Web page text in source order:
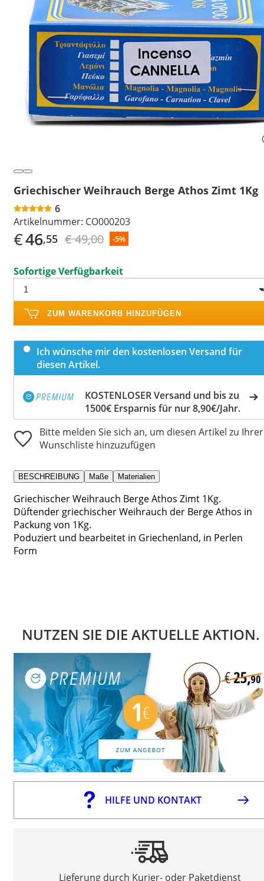
Griechischer Weihrauch Berge Athos Zimt 1Kg
6
Artikelnummer: CO000203
€46,55 € 49,00 -5%
Sofortige Verfügbarkeit
ZUM WARENKORB HINZUFÜGEN
Ich wünsche mir den kostenlosen Versand für
diesen Artikel.
KOSTENLOSER Versand und bis zu
1500€ Ersparnis für nur 8,90€/Jahr.
Bitte melden Sie sich an, um diesen Artikel zu Ihrer
Wunschliste hinzuzufügen
BESCHREIBUNG Maße Materialien
Griechischer Weihrauch Berge Athos Zimt 1Kg.
Düftender griechischer Weihrauch der Berge Athos in
Packung von 1Kg.
Poduziert und bearbeitet in Griechenland, in Perlen
Form
NUTZEN SIE DIE AKTUELLE AKTION.
HILFE UND KONTAKT
Lieferung durch Kurier- oder Paketdienst